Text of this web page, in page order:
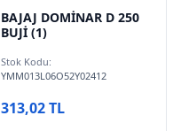
BAJAJ DOMİNAR D 250
BUJİ (1)
Stok Kodu:
YMM013L06O52Y02412
313,02 TL